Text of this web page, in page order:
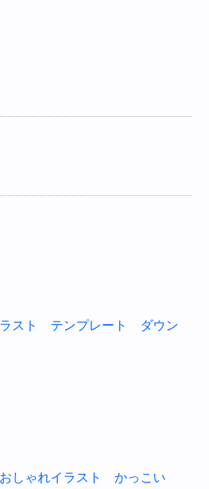
スト テンプレート ダウン
ゃれイラスト かっこい